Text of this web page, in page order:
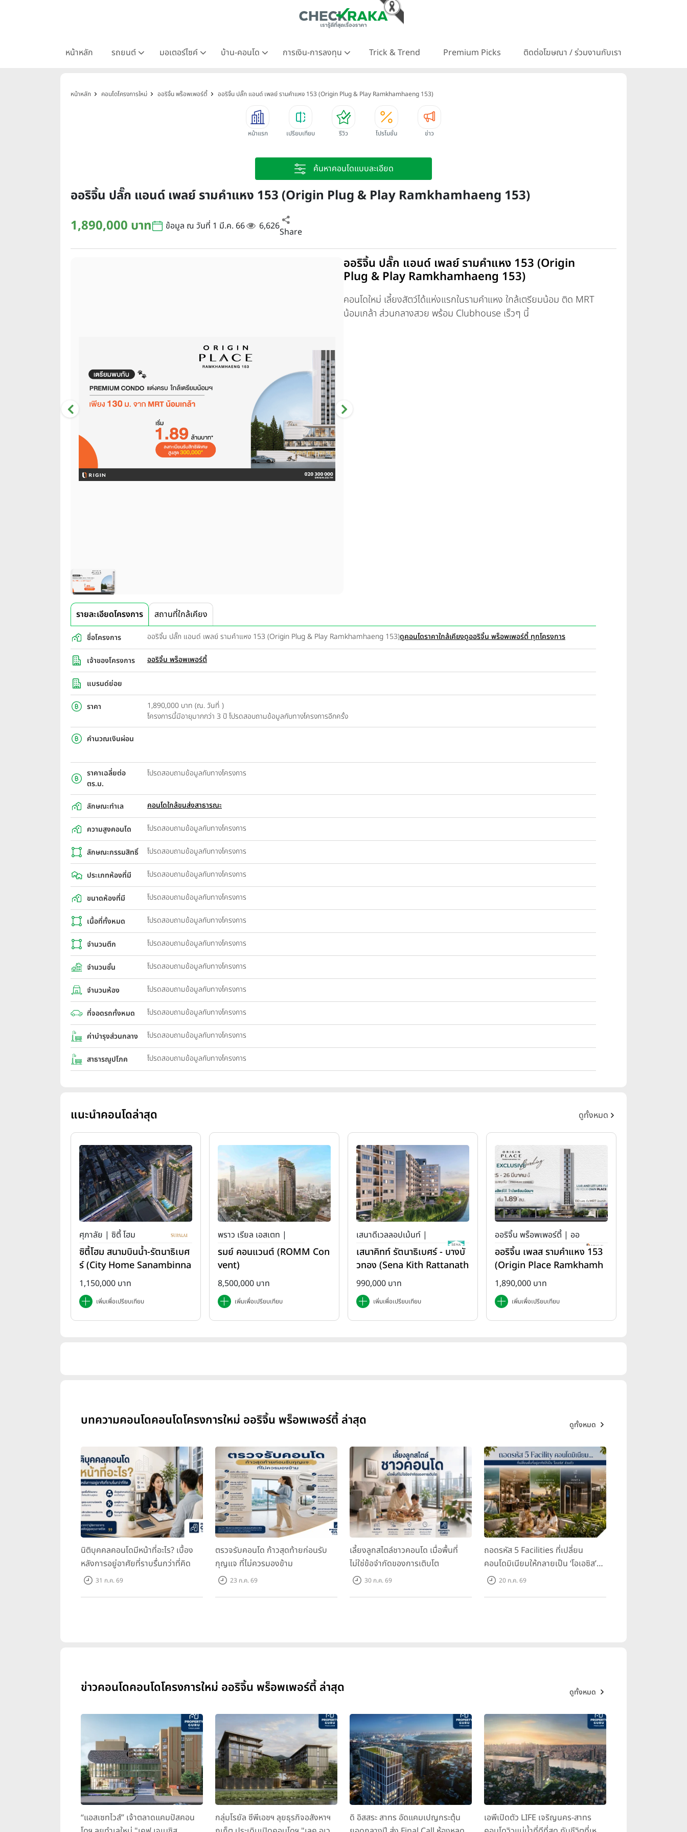
หน้าหลัก รถยนต์ มอเตอร์ไซค์ บ้าน-คอนโด การเงิน-การลงทุน Trick & Trend Premium Picks ติดต่อโฆษณา / ร่วมงานกับเรา
หน้าหลัก คอนโดโครงการใหม่ ออริจิ้น พร็อพเพอร์ตี้ ออริจิ้น ปลั๊ก แอนด์ เพลย์ รามคำแหง 153 (Origin Plug & Play Ramkhamhaeng 153)
หน้าแรก เปรียบเทียบ รีวิว โปรโมชั่น ข่าว
ค้นหาคอนโดแบบละเอียด
ออริจิ้น ปลั๊ก แอนด์ เพลย์ รามคำแหง 153 (Origin Plug & Play Ramkhamhaeng 153)
1,890,000 บาท
ข้อมูล ณ วันที่ 1 มี.ค. 66 6,626Share
ออริจิ้น ปลั๊ก แอนด์ เพลย์ รามคำแหง 153 (Origin
Plug & Play Ramkhamhaeng 153)
คอนโดใหม่ เลี้ยงสัตว์ได้แห่งแรกในรามคำแหง ใกล้เตรียมน้อม ติด MRT
น้อมเกล้า ส่วนกลางสวย พร้อม Clubhouse เร็วๆ นี้
รายละเอียดโครงการ สถานที่ใกล้เคียง
ชื่อโครงการ ออริจิ้น ปลั๊ก แอนด์ เพลย์ รามคำแหง 153 (Origin Plug & Play Ramkhamhaeng 153)ดูคอนโดราคาใกล้เคียงดูออริจิ้น พร็อพเพอร์ตี้ ทุกโครงการ
เจ้าของโครงการ ออริจิ้น พร็อพเพอร์ตี้
แบรนด์ย่อย
ราคา
1,890,000 บาท (ณ. วันที่ )
โครงการนี้มีอายุมากกว่า 3 ปี โปรดสอบถามข้อมูลกับทางโครงการอีกครั้ง
คำนวณเงินผ่อน
ราคาเฉลี่ยต่อ
ตร.ม.
โปรดสอบถามข้อมูลกับทางโครงการ
ลักษณะทำเล คอนโดใกล้ขนส่งสาธารณะ
ความสูงคอนโด โปรดสอบถามข้อมูลกับทางโครงการ
ลักษณะกรรมสิทธิ์ โปรดสอบถามข้อมูลกับทางโครงการ
ประเภทห้องที่มี โปรดสอบถามข้อมูลกับทางโครงการ
ขนาดห้องที่มี โปรดสอบถามข้อมูลกับทางโครงการ
เนื้อที่ทั้งหมด โปรดสอบถามข้อมูลกับทางโครงการ
จำนวนตึก โปรดสอบถามข้อมูลกับทางโครงการ
จำนวนชั้น โปรดสอบถามข้อมูลกับทางโครงการ
จำนวนห้อง โปรดสอบถามข้อมูลกับทางโครงการ
ที่จอดรถทั้งหมด โปรดสอบถามข้อมูลกับทางโครงการ
ค่าบำรุงส่วนกลาง โปรดสอบถามข้อมูลกับทางโครงการ
สาธารณูปโภค โปรดสอบถามข้อมูลกับทางโครงการ
แนะนำคอนโดล่าสุด ดูทั้งหมด
ศุภาลัย | ซิตี้ โฮม
ซิตี้โฮม สนามบินน้ำ-รัตนาธิเบศ
ร์ (City Home Sanambinna
m-Rattanathibet)
1,150,000 บาท
เพิ่มเพื่อเปรียบเทียบ
พราว เรียล เอสเตท |
รมย์ คอนแวนต์ (ROMM Con
vent)
8,500,000 บาท
เพิ่มเพื่อเปรียบเทียบ
เสนาดีเวลลอปเม้นท์ |
เสนา คิทท์
เสนาคิทท์ รัตนาธิเบศร์ - บางบั
วทอง (Sena Kith Rattanath
ibet - Bangbuathong)
990,000 บาท
เพิ่มเพื่อเปรียบเทียบ
ออริจิ้น พร็อพเพอร์ตี้ | ออ
ริจิ้น เพลส
ออริจิ้น เพลส รามคำแหง 153
(Origin Place Ramkhamh
aeng 153)
1,890,000 บาท
เพิ่มเพื่อเปรียบเทียบ
บทความคอนโดคอนโดโครงการใหม่ ออริจิ้น พร็อพเพอร์ตี้ ล่าสุด ดูทั้งหมด
นิติบุคคลคอนโดมีหน้าที่อะไร? เบื้อง
หลังการอยู่อาศัยที่ราบรื่นกว่าที่คิด
31 ก.ค. 69
ตรวจรับคอนโด ก้าวสุดท้ายก่อนรับ
กุญแจ ที่ไม่ควรมองข้าม
23 ก.ค. 69
เลี้ยงลูกสไตล์ชาวคอนโด เมื่อพื้นที่
ไม่ใช่ข้อจำกัดของการเติบโต
30 ก.ค. 69
ถอดรหัส 5 Facilities ที่เปลี่ยน
คอนโดมิเนียมให้กลายเป็น ‘โอเอซิส’
ส่วนตัวกลางเมือง
20 ก.ค. 69
ข่าวคอนโดคอนโดโครงการใหม่ ออริจิ้น พร็อพเพอร์ตี้ ล่าสุด ดูทั้งหมด
“แอสเซทไวส์” เจ้าตลาดแคมปัสคอน
กลุ่มโรยัล ซีพีเอชฯ ลุยธุรกิจอสังหาฯ
ดิ อิสสระ สาทร อัดแคมเปญกระตุ้น
เอพีเปิดตัว LIFE เจริญนคร-สาทร